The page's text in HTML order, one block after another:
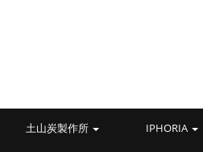
土山炭製作所 IPHORIA